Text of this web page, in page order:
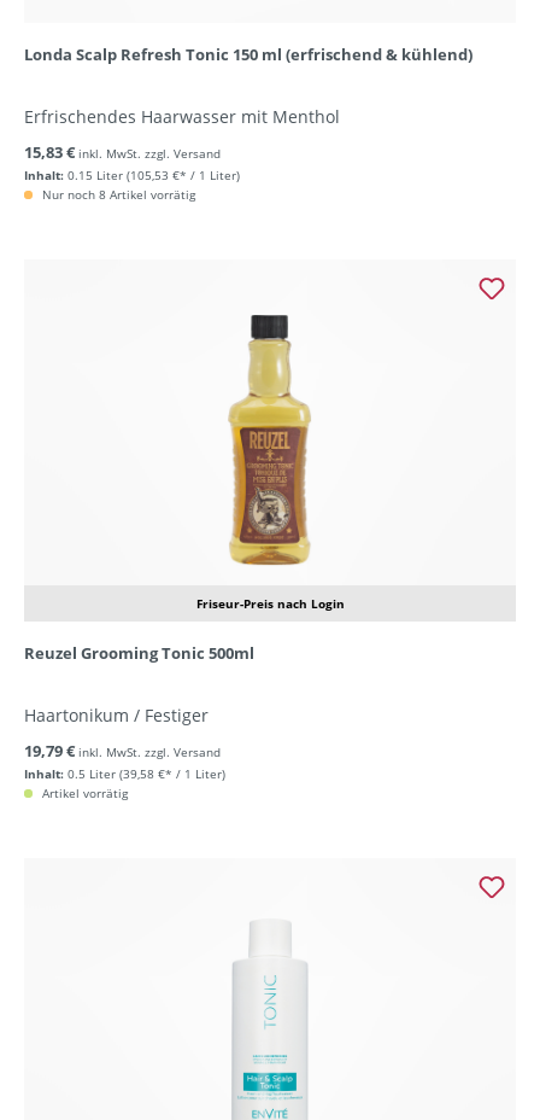
Londa Scalp Refresh Tonic 150 ml (erfrischend & kühlend)
Erfrischendes Haarwasser mit Menthol
Inhalt: 0.15 Liter (105,53 €* / 1 Liter)
15,83 € inkl. MwSt. zzgl. Versand
Nur noch 8 Artikel vorrätig
Friseur-Preis nach Login
Reuzel Grooming Tonic 500ml
Haartonikum / Festiger
Inhalt: 0.5 Liter (39,58 €* / 1 Liter)
19,79 € inkl. MwSt. zzgl. Versand
Artikel vorrätig